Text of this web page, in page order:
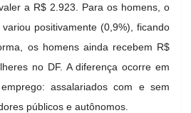
a R$ 2.923. Para os homens, o
positivamente (0,9%), ficando
os homens ainda recebem R$
no DF. A diferença ocorre em
assalariados com e sem
públicos e autônomos.